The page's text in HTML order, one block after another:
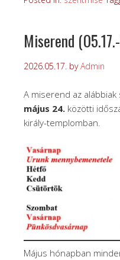
Miserend
2026.05.17. byAdmin
A miserend az alábbiak
május 24. közötti
király-templomban.
Május hónapban